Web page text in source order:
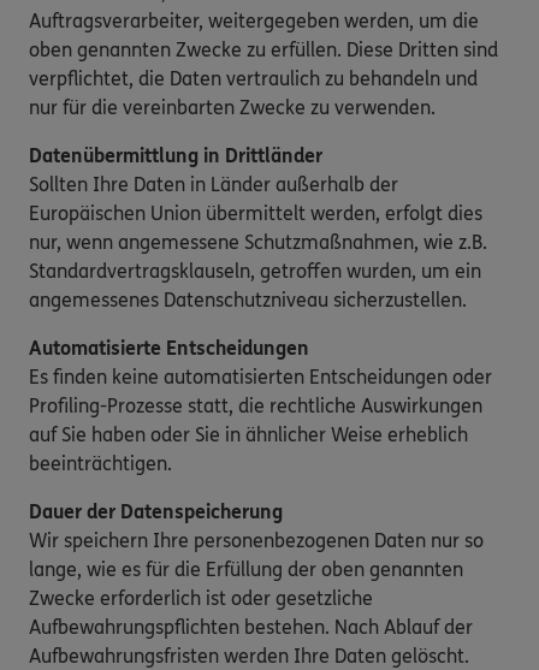
Auftragsverarbeiter, weitergegeben werden, um die
oben genannten Zwecke zu erfüllen. Diese Dritten sind
verpflichtet, die Daten vertraulich zu behandeln und
nur für die vereinbarten Zwecke zu verwenden.
Datenübermittlung in Drittländer
Sollten Ihre Daten in Länder außerhalb der
Europäischen Union übermittelt werden, erfolgt dies
nur, wenn angemessene Schutzmaßnahmen, wie z.B.
Standardvertragsklauseln, getroffen wurden, um ein
angemessenes Datenschutzniveau sicherzustellen.
Automatisierte Entscheidungen
Es finden keine automatisierten Entscheidungen oder
Profiling-Prozesse statt, die rechtliche Auswirkungen
auf Sie haben oder Sie in ähnlicher Weise erheblich
beeinträchtigen.
Dauer der Datenspeicherung
Wir speichern Ihre personenbezogenen Daten nur so
lange, wie es für die Erfüllung der oben genannten
Zwecke erforderlich ist oder gesetzliche
Aufbewahrungspflichten bestehen. Nach Ablauf der
Aufbewahrungsfristen werden Ihre Daten gelöscht.